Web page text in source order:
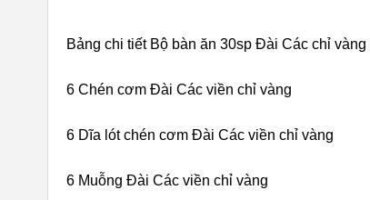
Bảng chi tiết Bộ bàn ăn 30sp Đài Các chỉ
6 Chén cơm Đài Các viền chỉ vàng
6 Dĩa lót chén cơm Đài Các viền chỉ vàng
6 Muỗng Đài Các viền chỉ vàng